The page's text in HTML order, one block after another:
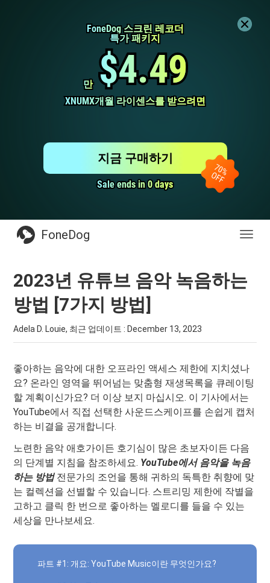
FoneDog 스크린 레코더
FoneDog 스크린 레코더
특가 패키지
특가 패키지
만
만 $4.49
$4.49
XNUMX개월 라이센스를 받으려면
XNUMX개월 라이센스를 받으려면
Sale ends in 0 days
Sale ends in 0 days
지금 구매하기
전
FoneDog
2023년 유튜브 음악 녹음하는
방법 [7가지 방법]
Adela D. Louie, 최근 업데이트 : December 13, 2023
좋아하는 음악에 대한 오프라인 액세스 제한에 지치셨나
요? 온라인 영역을 뛰어넘는 맞춤형 재생목록을 큐레이팅
할 계획이신가요? 더 이상 보지 마십시오. 이 기사에서는
YouTube에서 직접 선택한 사운드스케이프를 손쉽게 캡처
하는 비결을 공개합니다.
노련한 음악 애호가이든 호기심이 많은 초보자이든 다음
의 단계별 지침을 참조하세요. YouTube에서 음악을 녹음
하는 방법전문가의 조언을 통해 귀하의 독특한 취향에 맞
는 컬렉션을 선별할 수 있습니다. 스트리밍 제한에 작별을
고하고 클릭 한 번으로 좋아하는 멜로디를 들을 수 있는
세상을 만나보세요.
파트 #1: 개요: YouTube Music이란 무엇인가요?